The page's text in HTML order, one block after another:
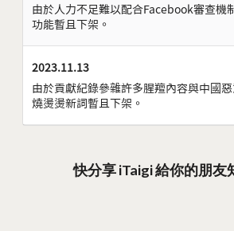
由於人力不足難以配合Facebook審查機
功能暫且下架。
2023.11.13
由於貢獻紀錄參雜許多腥羶內容與中國
燒燙燙新詞暫且下架。
快分享 iTaigi 給你的朋友